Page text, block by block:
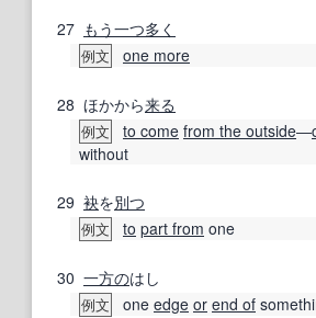
27 もう一つ多く
例文 one more
28 ほかから来る
例文 to come from the outside―
without
29 袂を別つ
例文 to part from one
30 一方のはし
例文 one edge or end of